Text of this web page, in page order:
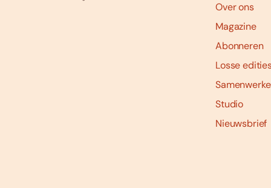
Over ons
Magazine
Abonneren
Losse
Studio
Nieuwsbrief